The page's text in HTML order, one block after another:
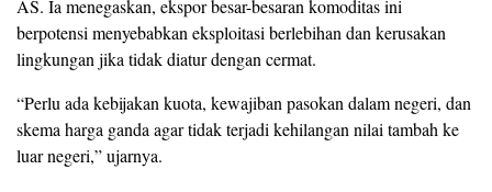
AS. Ia menegaskan, ekspor besar-besaran komoditas ini
berpotensi menyebabkan eksploitasi berlebihan dan kerusakan
lingkungan jika tidak diatur dengan cermat.
“Perlu ada kebijakan kuota, kewajiban pasokan dalam negeri, dan
skema harga ganda agar tidak terjadi kehilangan nilai tambah ke
luar negeri,” ujarnya.